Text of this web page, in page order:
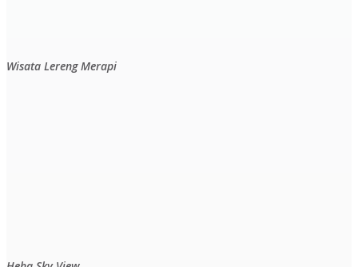
Wisata Lereng Merapi